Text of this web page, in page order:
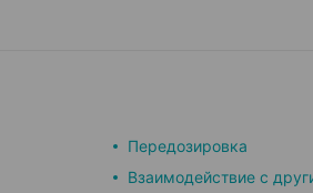
Передозировка
Взаимодействие с